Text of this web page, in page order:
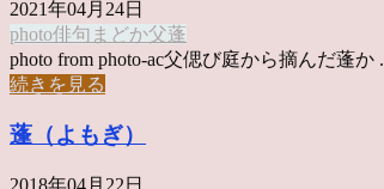
2021年04月24日
photo俳句 まどか父蓬
photo from photo-ac父偲び庭から摘んだ蓬か
続きを見る
蓬（よもぎ）
2018年04月22日